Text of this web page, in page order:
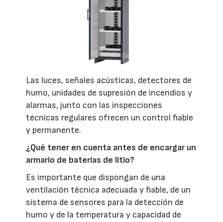
Las luces, señales acústicas, detectores de
humo, unidades de supresión de incendios y
alarmas, junto con las inspecciones
técnicas regulares ofrecen un control fiable
y permanente.
¿Qué tener en cuenta antes de encargar un
armario de baterías de litio?
Es importante que dispongan de una
ventilación técnica adecuada y fiable, de un
sistema de sensores para la detección de
humo y de la temperatura y capacidad de